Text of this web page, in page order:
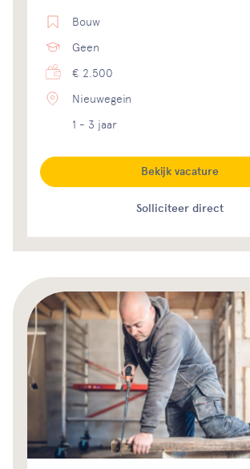
Bouw
Geen
€ 2.500
Nieuwegein
1 - 3 jaar
Solliciteer direct
Bekijk vacature